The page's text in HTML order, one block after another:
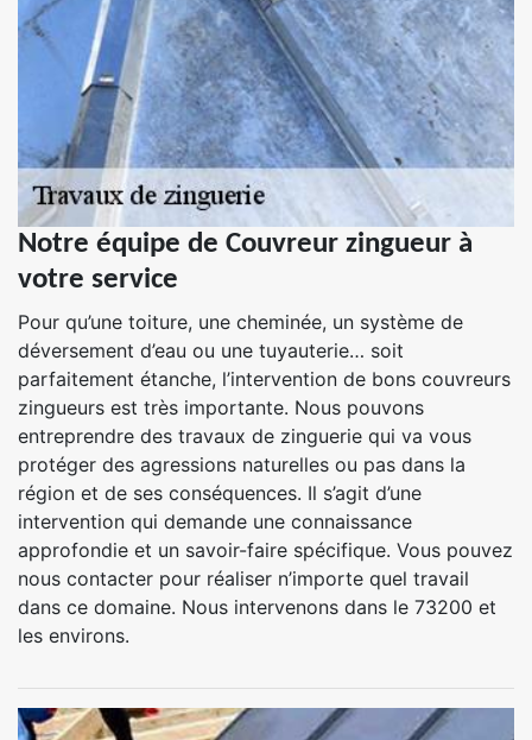
Notre équipe de Couvreur zingueur à
votre service
Pour qu’une toiture, une cheminée, un système de
déversement d’eau ou une tuyauterie… soit
parfaitement étanche, l’intervention de bons couvreurs
zingueurs est très importante. Nous pouvons
entreprendre des travaux de zinguerie qui va vous
protéger des agressions naturelles ou pas dans la
région et de ses conséquences. Il s’agit d’une
intervention qui demande une connaissance
approfondie et un savoir-faire spécifique. Vous pouvez
nous contacter pour réaliser n’importe quel travail
dans ce domaine. Nous intervenons dans le 73200 et
les environs.